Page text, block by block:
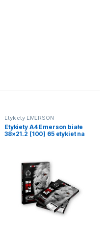
Etykiety EMERSON
Etykiety A4 Emerson białe
38×21.2 (100) 65 etykiet na